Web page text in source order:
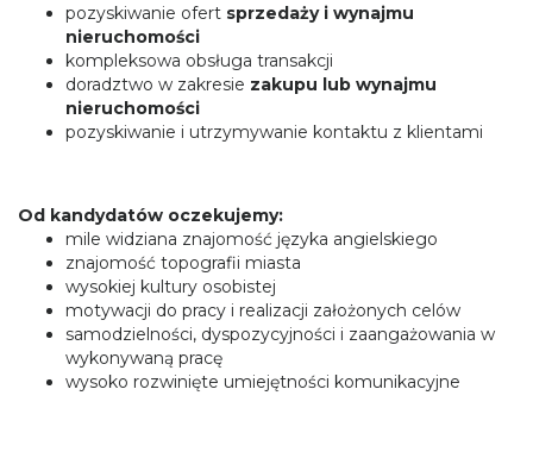
pozyskiwanie ofert sprzedaży i wynajmu
nieruchomości
kompleksowa obsługa transakcji
doradztwo w zakresie zakupu lub wynajmu
nieruchomości
pozyskiwanie i utrzymywanie kontaktu z klientami
Od kandydatów oczekujemy:
mile widziana znajomość języka angielskiego
znajomość topografii miasta
wysokiej kultury osobistej
motywacji do pracy i realizacji założonych celów
samodzielności, dyspozycyjności i zaangażowania w
wykonywaną pracę
wysoko rozwinięte umiejętności komunikacyjne